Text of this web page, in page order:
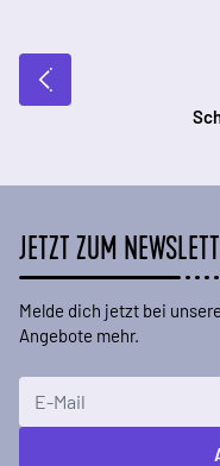
JETZT ZUM
Melde dich jetzt bei
Angebote mehr.